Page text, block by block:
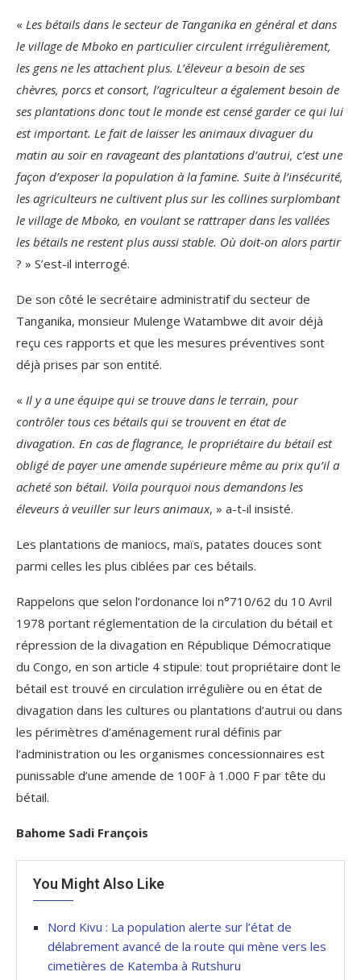
« Les bétails dans le secteur de Tanganika en général et dans
le village de Mboko en particulier circulent irrégulièrement,
les gens ne les attachent plus. L’éleveur a besoin de ses
chèvres, porcs et consort, l’agriculteur a également besoin de
ses plantations donc tout le monde est censé garder ce qui lui
est important. Le fait de laisser les animaux divaguer du
matin au soir en ravageant des plantations d’autrui, c’est une
façon d’exposer la population à la famine. Suite à l’insécurité,
les agriculteurs ne cultivent plus sur les collines surplombant
le village de Mboko, en voulant se rattraper dans les vallées
les bétails ne restent plus aussi stable. Où doit-on alors partir
? » S’est-il interrogé.
De son côté le secrétaire administratif du secteur de
Tanganika, monsieur Mulenge Watambwe dit avoir déjà
reçu ces rapports et que les mesures préventives sont
déjà prises par son entité.
« Il y a une équipe qui se trouve dans le terrain, pour
contrôler tous ces bétails qui se trouvent en état de
divagation. En cas de flagrance, le propriétaire du bétail est
obligé de payer une amende supérieure même au prix qu’il a
acheté son bétail. Voila pourquoi nous demandons les
éleveurs à veuiller sur leurs animaux, » a-t-il insisté.
Les plantations de maniocs, maïs, patates douces sont
parmi celles les plus ciblées par ces bétails.
Rappelons que selon l’ordonance loi n°710/62 du 10 Avril
1978 portant réglementation de la circulation du bétail et
répression de la divagation en République Démocratique
du Congo, en son article 4 stipule: tout propriétaire dont le
bétail est trouvé en circulation irrégulière ou en état de
divagation dans les cultures ou plantations d’autrui ou dans
les périmètres d’aménagement rural définis par
l’administration ou les organismes concessionnaires est
punissable d’une amende de 100F à 1.000 F par tête du
bétail.
Bahome Sadi François
You Might Also Like
Nord Kivu : La population alerte sur l’état de
délabrement avancé de la route qui mène vers les
cimetières de Katemba à Rutshuru